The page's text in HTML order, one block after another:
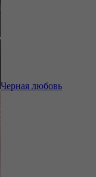
Черная любовь